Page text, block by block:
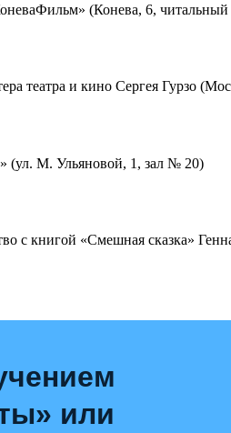
(Конева, 6, читальный
театра и кино Сергея Гурзо
(ул. М. Ульяновой, 1, зал № 20)
с книгой «Смешная сказка»
или